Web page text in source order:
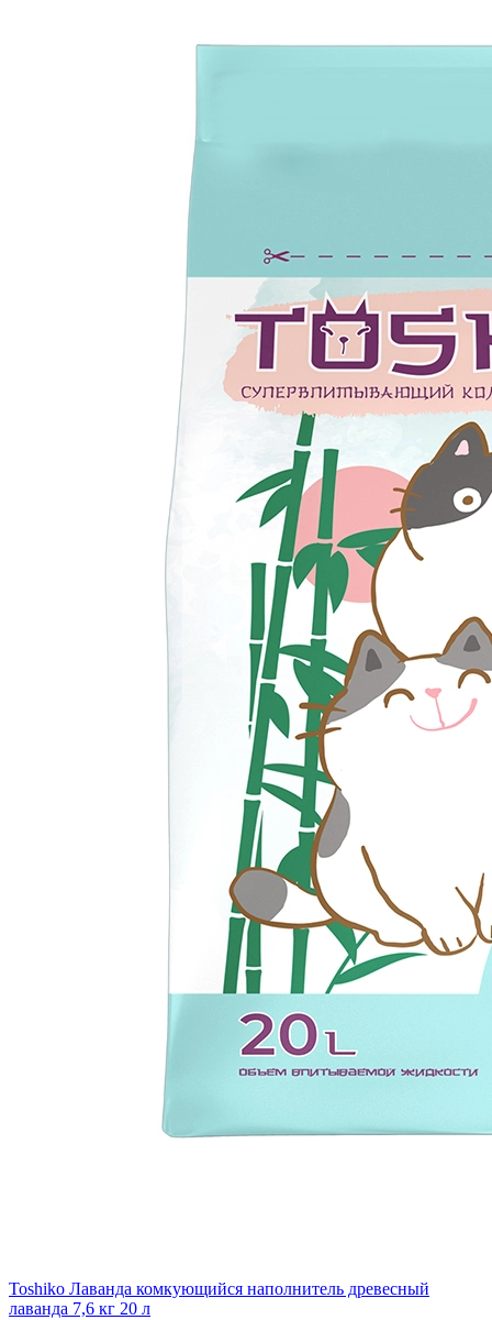
Toshiko Лаванда комкующийся наполнитель древесный
лаванда 7,6 кг 20 л